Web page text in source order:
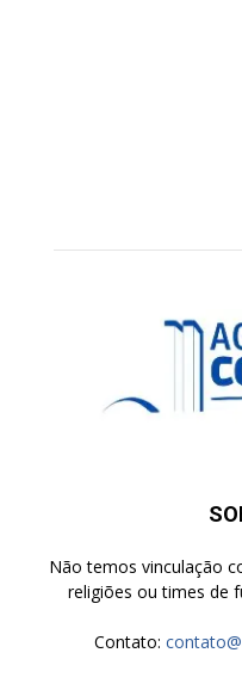
Não temos vinculação
religiões ou times de
Contato: